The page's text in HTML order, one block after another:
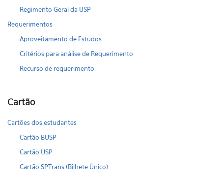
Regimento Geral da USP
Requerimentos
Aproveitamento de Estudos
Critérios para análise de Requerimento
Recurso de requerimento
Cartão
Cartões dos estudantes
Cartão BUSP
Cartão USP
Cartão SPTrans (Bilhete Único)